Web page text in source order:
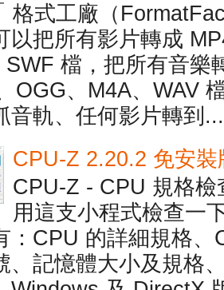
格式工廠（
以把所有影片轉成
SWF 檔，把所有音樂
OGG、M4A、WAV
音軌、任何影片轉到...
CPU-Z 2.20.2 免安
CPU-Z - CPU 規格
用這支小程式檢查一
：CPU 的詳細規格
、記憶體大小及規格